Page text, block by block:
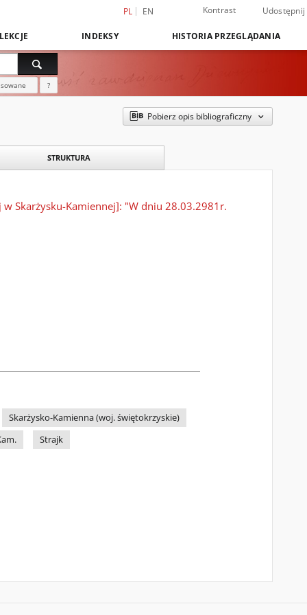
PL EN Kontrast Udostępnij
INDEKSY HISTORIA PRZEGLĄDANIA
?
Pobierz opis bibliograficzny
STRUKTURA
Skarżysku-Kamiennej]: "W dniu 28.03.2981r.
Skarżysko-Kamienna (woj. świętokrzyskie)
Strajk